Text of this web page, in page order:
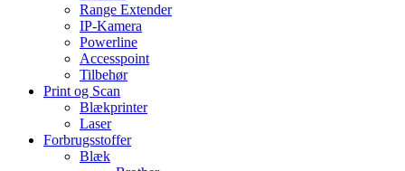
Range Extender
IP-Kamera
Powerline
Accesspoint
Tilbehør
Print og Scan
Blækprinter
Laser
Forbrugsstoffer
Blæk